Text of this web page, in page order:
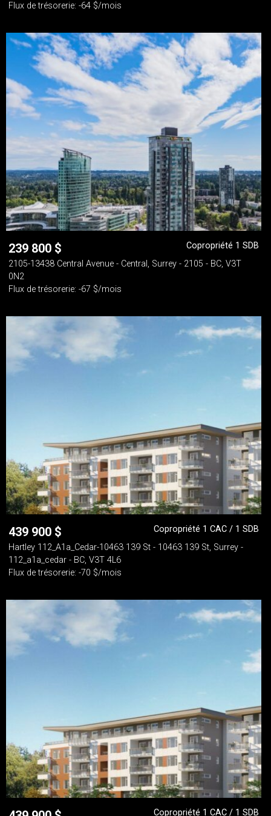
Flux de trésorerie: -64 $/mois
239 800 $
Copropriété 1 SDB
2105-13438 Central Avenue - Central, Surrey - 2105 - BC, V3T
0N2
Flux de trésorerie: -67 $/mois
439 900 $
Copropriété 1 CAC / 1 SDB
Hartley 112_A1a_Cedar-10463 139 St - 10463 139 St, Surrey -
112_a1a_cedar - BC, V3T 4L6
Flux de trésorerie: -70 $/mois
Copropriété 1 CAC / 1 SDB